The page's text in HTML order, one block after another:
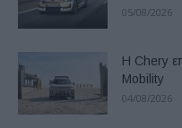
05/08/2026
Η Chery
Mobility
04/08/2026